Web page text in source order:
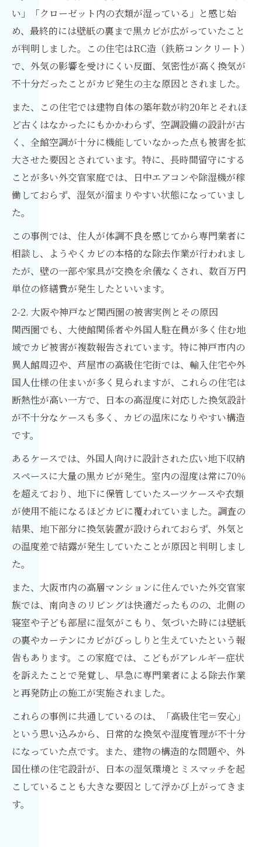
い」「クローゼット内の衣類が湿っている」と感じ始
め、最終的には壁紙の裏まで黒カビが広がっていたこと
が判明しました。この住宅はRC造（鉄筋コンクリート）
で、外気の影響を受けにくい反面、気密性が高く換気が
不十分だったことがカビ発生の主な原因とされました。
また、この住宅では建物自体の築年数が約20年とそれほ
ど古くはなかったにもかかわらず、空調設備の設計が古
く、全館空調が十分に機能していなかった点も被害を拡
大させた要因とされています。特に、長時間留守にする
ことが多い外交官家庭では、日中エアコンや除湿機が稼
働しておらず、湿気が溜まりやすい状態になっていまし
た。
この事例では、住人が体調不良を感じてから専門業者に
相談し、ようやくカビの本格的な除去作業が行われまし
たが、壁の一部や家具が交換を余儀なくされ、数百万円
単位の修繕費が発生したといいます。
2-2. 大阪や神戸など関西圏の被害実例とその原因
関西圏でも、大使館関係者や外国人駐在員が多く住む地
域でカビ被害が複数報告されています。特に神戸市内の
異人館周辺や、芦屋市の高級住宅街では、輸入住宅や外
国人仕様の住まいが多く見られますが、これらの住宅は
断熱性が高い一方で、日本の高湿度に対応した換気設計
が不十分なケースも多く、カビの温床になりやすい構造
です。
あるケースでは、外国人向けに設計された広い地下収納
スペースに大量の黒カビが発生。室内の湿度は常に70％
を超えており、地下に保管していたスーツケースや衣類
が使用不能になるほどカビに覆われていました。調査の
結果、地下部分に換気装置が設けられておらず、外気と
の温度差で結露が発生していたことが原因と判明しまし
た。
また、大阪市内の高層マンションに住んでいた外交官家
族では、南向きのリビングは快適だったものの、北側の
寝室や子ども部屋に湿気がこもり、気づいた時には壁紙
の裏やカーテンにカビがびっしりと生えていたという報
告もあります。この家庭では、こどもがアレルギー症状
を訴えたことで発覚し、早急に専門業者による除去作業
と再発防止の施工が実施されました。
これらの事例に共通しているのは、「高級住宅＝安心」
という思い込みから、日常的な換気や湿度管理が不十分
になっていた点です。また、建物の構造的な問題や、外
国仕様の住宅設計が、日本の湿気環境とミスマッチを起
こしていることも大きな要因として浮かび上がってきま
す。